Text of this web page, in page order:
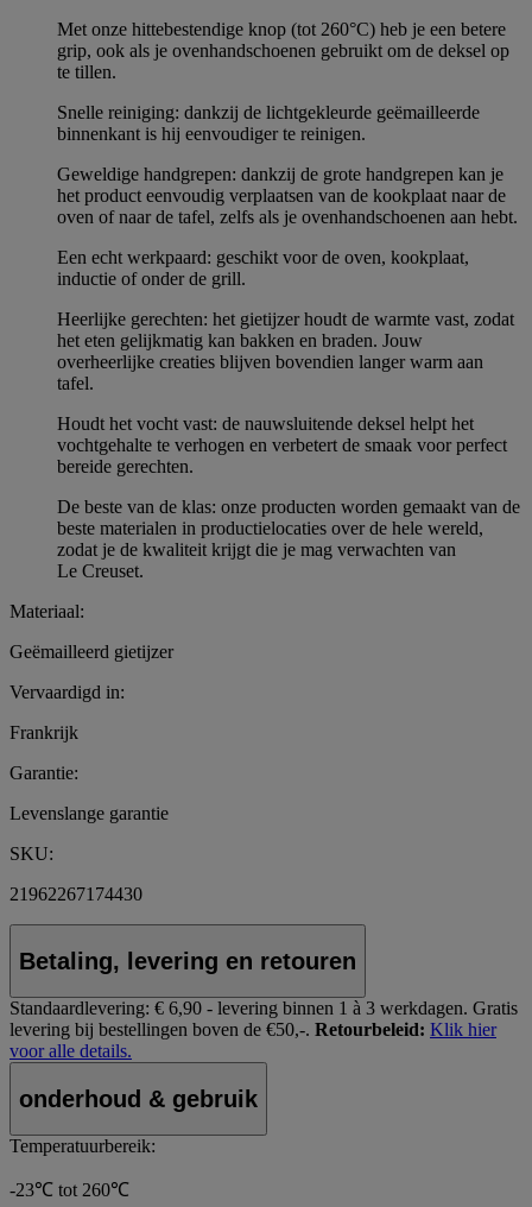
Met onze hittebestendige knop (tot 260°C) heb je een betere
grip, ook als je ovenhandschoenen gebruikt om de deksel op
te tillen.
Snelle reiniging: dankzij de lichtgekleurde geëmailleerde
binnenkant is hij eenvoudiger te reinigen.
Geweldige handgrepen: dankzij de grote handgrepen kan je
het product eenvoudig verplaatsen van de kookplaat naar de
oven of naar de tafel, zelfs als je ovenhandschoenen aan hebt.
Een echt werkpaard: geschikt voor de oven, kookplaat,
inductie of onder de grill.
Heerlijke gerechten: het gietijzer houdt de warmte vast, zodat
het eten gelijkmatig kan bakken en braden. Jouw
overheerlijke creaties blijven bovendien langer warm aan
tafel.
Houdt het vocht vast: de nauwsluitende deksel helpt het
vochtgehalte te verhogen en verbetert de smaak voor perfect
bereide gerechten.
De beste van de klas: onze producten worden gemaakt van de
beste materialen in productielocaties over de hele wereld,
zodat je de kwaliteit krijgt die je mag verwachten van
Le Creuset.
Materiaal:
Geëmailleerd gietijzer
Vervaardigd in:
Frankrijk
Garantie:
Levenslange garantie
SKU:
21962267174430
Betaling, levering en retouren
Standaardlevering: € 6,90 - levering binnen 1 à 3 werkdagen. Gratis
levering bij bestellingen boven de €50,-. Retourbeleid: Klik hier
voor alle details.
onderhoud & gebruik
Temperatuurbereik:
-23℃ tot 260℃